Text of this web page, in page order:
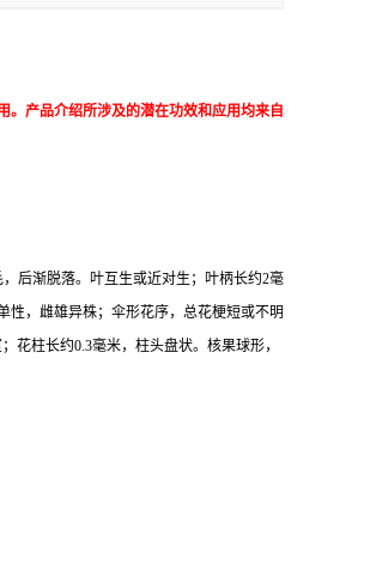
产品介绍所涉及的潜在功效和应用均来自
后渐脱落。叶互生或近对生；叶柄长约2毫
性，雌雄异株；伞形花序，总花梗短或不明
花柱长约0.3毫米，柱头盘状。核果球形，